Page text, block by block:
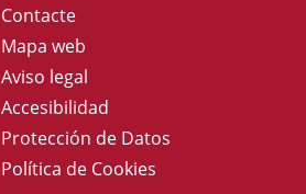
Contacte
Mapa web
Aviso legal
Accesibilidad
Protección de Datos
Política de Cookies